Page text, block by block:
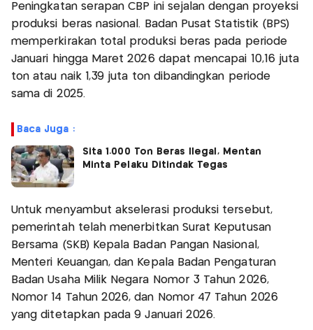
Peningkatan serapan CBP ini sejalan dengan proyeksi
produksi beras nasional. Badan Pusat Statistik (BPS)
memperkirakan total produksi beras pada periode
Januari hingga Maret 2026 dapat mencapai 10,16 juta
ton atau naik 1,39 juta ton dibandingkan periode
sama di 2025.
Baca Juga :
Sita 1.000 Ton Beras Ilegal, Mentan
Minta Pelaku Ditindak Tegas
Untuk menyambut akselerasi produksi tersebut,
pemerintah telah menerbitkan Surat Keputusan
Bersama (SKB) Kepala Badan Pangan Nasional,
Menteri Keuangan, dan Kepala Badan Pengaturan
Badan Usaha Milik Negara Nomor 3 Tahun 2026,
Nomor 14 Tahun 2026, dan Nomor 47 Tahun 2026
yang ditetapkan pada 9 Januari 2026.